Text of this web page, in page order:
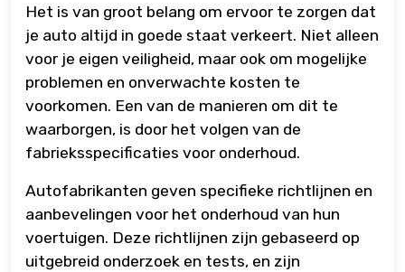
Het is van groot belang om ervoor te zorgen dat
je auto altijd in goede staat verkeert. Niet alleen
voor je eigen veiligheid, maar ook om mogelijke
problemen en onverwachte kosten te
voorkomen. Een van de manieren om dit te
waarborgen, is door het volgen van de
fabrieksspecificaties voor onderhoud.
Autofabrikanten geven specifieke richtlijnen en
aanbevelingen voor het onderhoud van hun
voertuigen. Deze richtlijnen zijn gebaseerd op
uitgebreid onderzoek en tests, en zijn